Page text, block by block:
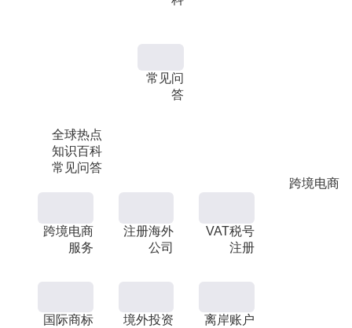
全球热点
知识百科
常见问答
常见问
答
跨境电商
跨境电商
服务
注册海外
公司
VAT税号
注册
国际商标
境外投资
离岸账户